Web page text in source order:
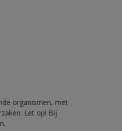
organismen, met
Let op! Bij